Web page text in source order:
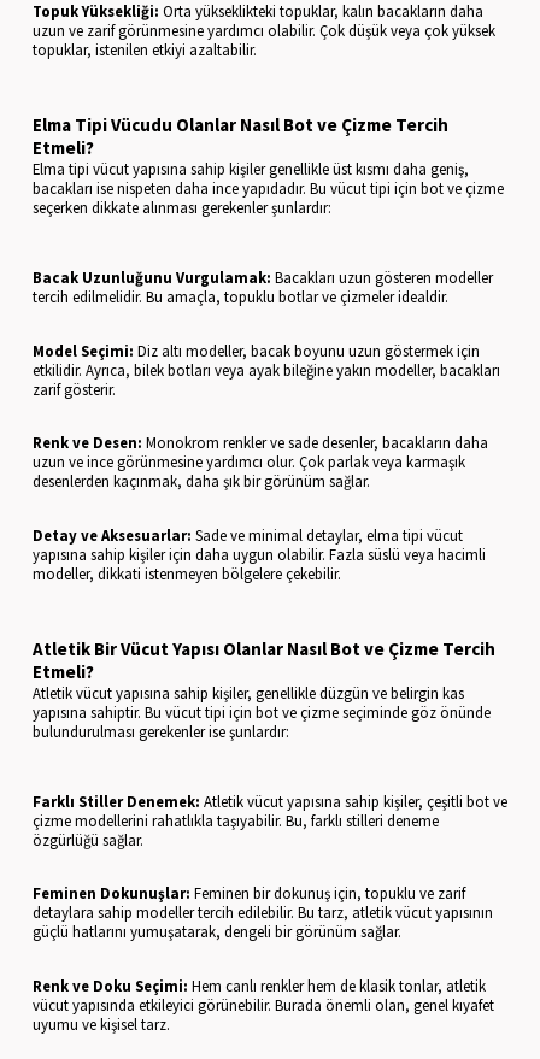
Topuk Yüksekliği: Orta yükseklikteki topuklar, kalın bacakların daha
uzun ve zarif görünmesine yardımcı olabilir. Çok düşük veya çok yüksek
topuklar, istenilen etkiyi azaltabilir.
Elma Tipi Vücudu Olanlar Nasıl Bot ve Çizme Tercih
Etmeli?
Elma tipi vücut yapısına sahip kişiler genellikle üst kısmı daha geniş,
bacakları ise nispeten daha ince yapıdadır. Bu vücut tipi için bot ve çizme
seçerken dikkate alınması gerekenler şunlardır:
Bacak Uzunluğunu Vurgulamak: Bacakları uzun gösteren modeller
tercih edilmelidir. Bu amaçla, topuklu botlar ve çizmeler idealdir.
Model Seçimi: Diz altı modeller, bacak boyunu uzun göstermek için
etkilidir. Ayrıca, bilek botları veya ayak bileğine yakın modeller, bacakları
zarif gösterir.
Renk ve Desen: Monokrom renkler ve sade desenler, bacakların daha
uzun ve ince görünmesine yardımcı olur. Çok parlak veya karmaşık
desenlerden kaçınmak, daha şık bir görünüm sağlar.
Detay ve Aksesuarlar: Sade ve minimal detaylar, elma tipi vücut
yapısına sahip kişiler için daha uygun olabilir. Fazla süslü veya hacimli
modeller, dikkati istenmeyen bölgelere çekebilir.
Atletik Bir Vücut Yapısı Olanlar Nasıl Bot ve Çizme Tercih
Etmeli?
Atletik vücut yapısına sahip kişiler, genellikle düzgün ve belirgin kas
yapısına sahiptir. Bu vücut tipi için bot ve çizme seçiminde göz önünde
bulundurulması gerekenler ise şunlardır:
Farklı Stiller Denemek: Atletik vücut yapısına sahip kişiler, çeşitli bot ve
çizme modellerini rahatlıkla taşıyabilir. Bu, farklı stilleri deneme
özgürlüğü sağlar.
Feminen Dokunuşlar: Feminen bir dokunuş için, topuklu ve zarif
detaylara sahip modeller tercih edilebilir. Bu tarz, atletik vücut yapısının
güçlü hatlarını yumuşatarak, dengeli bir görünüm sağlar.
Renk ve Doku Seçimi: Hem canlı renkler hem de klasik tonlar, atletik
vücut yapısında etkileyici görünebilir. Burada önemli olan, genel kıyafet
uyumu ve kişisel tarz.